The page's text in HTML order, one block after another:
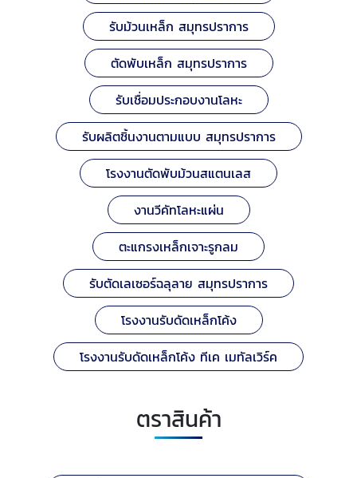
รับม้วนเหล็ก สมุทรปราการ
ตัดพับเหล็ก สมุทรปราการ
รับเชื่อมประกอบงานโลหะ
รับผลิตชิ้นงานตามแบบ สมุทรปราการ
โรงงานตัดพับม้วนสแตนเลส
งานวีคัทโลหะแผ่น
ตะแกรงเหล็กเจาะรูกลม
รับตัดเลเซอร์ฉลุลาย สมุทรปราการ
โรงงานรับดัดเหล็กโค้ง
โรงงานรับดัดเหล็กโค้ง ทีเค เมทัลเวิร์ค
ตราสินค้า